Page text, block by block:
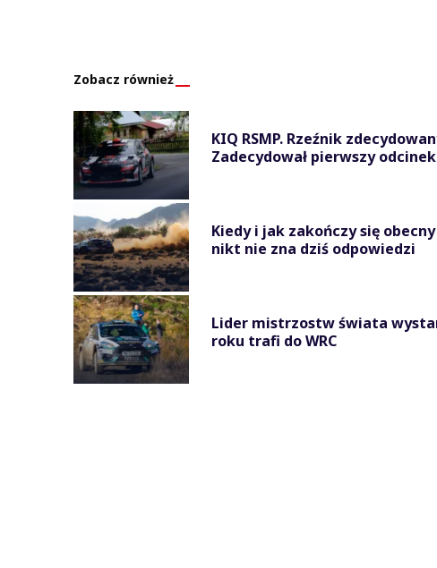
Zobacz również
KIQ RSMP. Rzeźnik
Zadecydował pierwszy odcinek
Kiedy i jak zakończy się
nikt nie zna dziś odpowiedzi
Lider mistrzostw świata
roku trafi do WRC